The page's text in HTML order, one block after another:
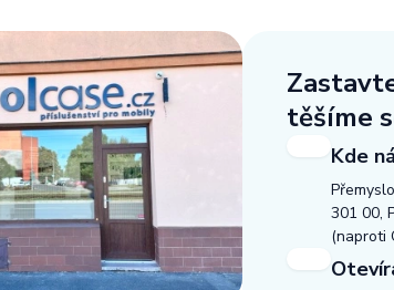
těšíme
Kde
301 00,
(naproti